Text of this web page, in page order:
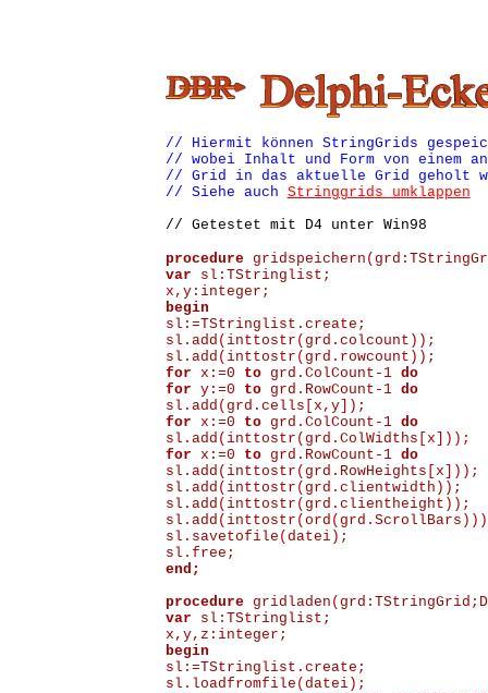
// Hiermit können StringGrids
// wobei Inhalt und Form von einem
// Grid in das aktuelle Grid geholt
// Siehe auch Stringgrids umklappen
// Getestet mit D4 unter Win98
procedure
var sl:TStringlist;
x,y:integer;
begin
sl:=TStringlist.create;
sl.add(inttostr(grd.colcount));
sl.add(inttostr(grd.rowcount));
for x:=0 togrd.ColCount-1 do
for y:=0 togrd.RowCount-1 do
sl.add(grd.cells[x,y]);
for x:=0 togrd.ColCount-1 do
sl.add(inttostr(grd.ColWidths[x]));
for x:=0 togrd.RowCount-1 do
sl.add(inttostr(grd.RowHeights[x]));
sl.add(inttostr(grd.clientwidth));
sl.add(inttostr(grd.clientheight));
sl.savetofile(datei);
sl.free;
end;
procedure
var sl:TStringlist;
x,y,z:integer;
begin
sl:=TStringlist.create;
sl.loadfromfile(datei);